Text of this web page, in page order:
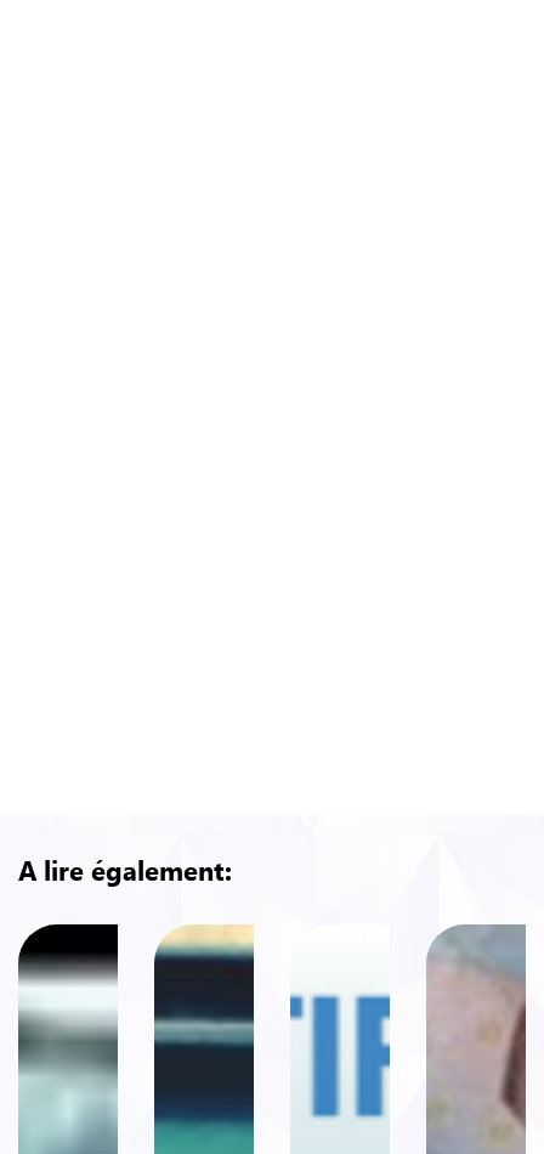
A lire également: